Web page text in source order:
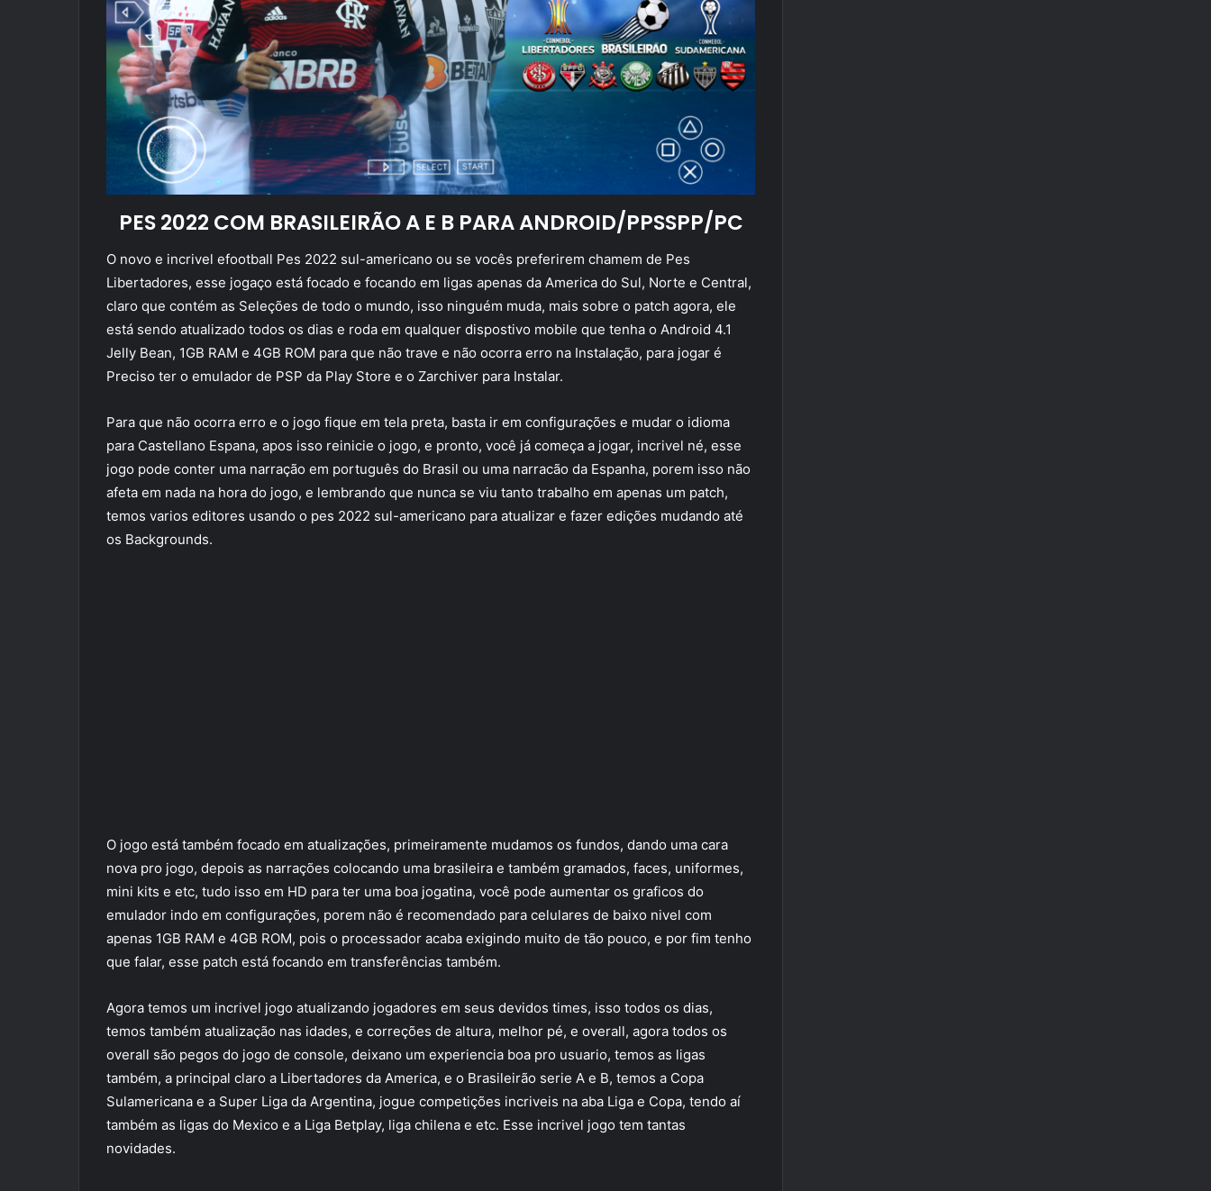
PES 2022 COM BRASILEIRÃO A E B PARA ANDROID/PPSSPP/PC
O novo e incrivel efootball Pes 2022 sul-americano ou se vocês preferirem chamem de Pes
Libertadores, esse jogaço está focado e focando em ligas apenas da America do Sul, Norte e Central,
claro que contém as Seleções de todo o mundo, isso ninguém muda, mais sobre o patch agora, ele
está sendo atualizado todos os dias e roda em qualquer dispostivo mobile que tenha o Android 4.1
Jelly Bean, 1GB RAM e 4GB ROM para que não trave e não ocorra erro na Instalação, para jogar é
Preciso ter o emulador de PSP da Play Store e o Zarchiver para Instalar.
Para que não ocorra erro e o jogo fique em tela preta, basta ir em configurações e mudar o idioma
para Castellano Espana, apos isso reinicie o jogo, e pronto, você já começa a jogar, incrivel né, esse
jogo pode conter uma narração em português do Brasil ou uma narracão da Espanha, porem isso não
afeta em nada na hora do jogo, e lembrando que nunca se viu tanto trabalho em apenas um patch,
temos varios editores usando o pes 2022 sul-americano para atualizar e fazer edições mudando até
os Backgrounds.
O jogo está também focado em atualizações, primeiramente mudamos os fundos, dando uma cara
nova pro jogo, depois as narrações colocando uma brasileira e também gramados, faces, uniformes,
mini kits e etc, tudo isso em HD para ter uma boa jogatina, você pode aumentar os graficos do
emulador indo em configurações, porem não é recomendado para celulares de baixo nivel com
apenas 1GB RAM e 4GB ROM, pois o processador acaba exigindo muito de tão pouco, e por fim tenho
que falar, esse patch está focando em transferências também.
Agora temos um incrivel jogo atualizando jogadores em seus devidos times, isso todos os dias,
temos também atualização nas idades, e correções de altura, melhor pé, e overall, agora todos os
overall são pegos do jogo de console, deixano um experiencia boa pro usuario, temos as ligas
também, a principal claro a Libertadores da America, e o Brasileirão serie A e B, temos a Copa
Sulamericana e a Super Liga da Argentina, jogue competições incriveis na aba Liga e Copa, tendo aí
também as ligas do Mexico e a Liga Betplay, liga chilena e etc. Esse incrivel jogo tem tantas
novidades.